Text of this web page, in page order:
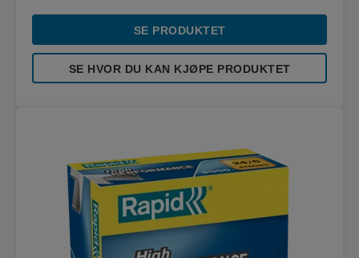
SE PRODUKTET
SE HVOR DU KAN KJØPE PRODUKTET